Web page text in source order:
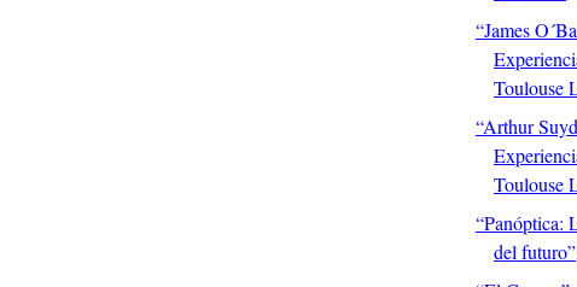
“James
Toulouse
“Arthur
Toulouse
“Panóptica:
del